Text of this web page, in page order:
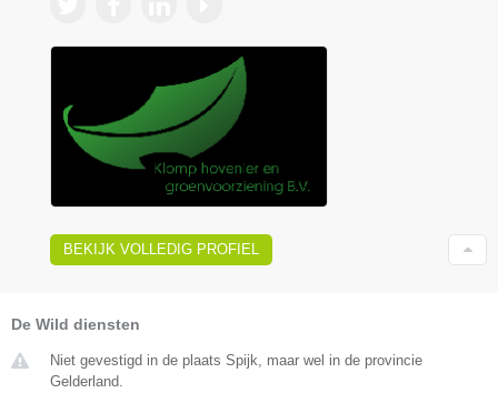
BEKIJK VOLLEDIG PROFIEL
De Wild diensten
Niet gevestigd in de plaats Spijk, maar wel in de provincie
Gelderland.